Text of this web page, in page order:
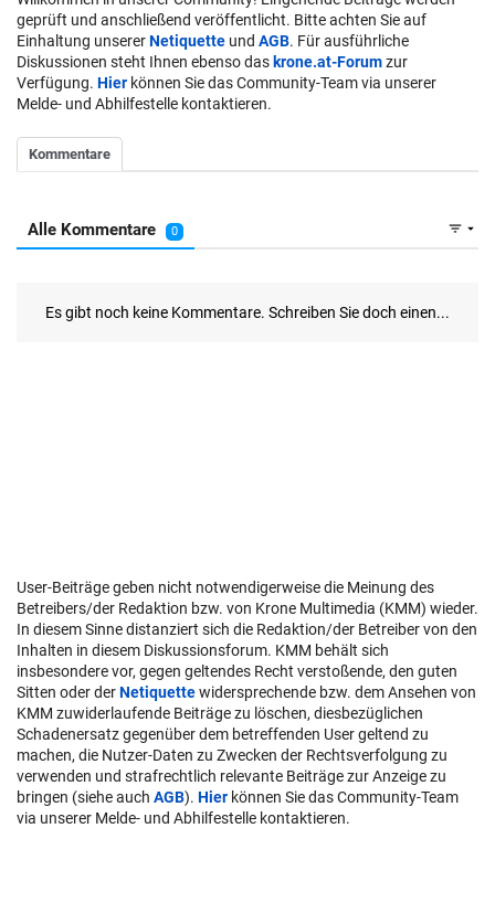
geprüft und anschließend veröffentlicht. Bitte achten Sie auf
Einhaltung unsererNetiquette und AGB. Für ausführliche
Diskussionen steht Ihnen ebenso das krone.at-Forumzur
Verfügung. Hier können Sie das Community-Team via unserer
Melde- und Abhilfestelle kontaktieren.
User-Beiträge geben nicht notwendigerweise die Meinung des
Betreibers/der Redaktion bzw. von Krone Multimedia (KMM) wieder.
In diesem Sinne distanziert sich die Redaktion/der Betreiber von den
Inhalten in diesem Diskussionsforum. KMM behält sich
insbesondere vor, gegen geltendes Recht verstoßende, den guten
Sitten oder derNetiquettewidersprechende bzw. dem Ansehen von
KMM zuwiderlaufende Beiträge zu löschen, diesbezüglichen
Schadenersatz gegenüber dem betreffenden User geltend zu
machen, die Nutzer-Daten zu Zwecken der Rechtsverfolgung zu
verwenden und strafrechtlich relevante Beiträge zur Anzeige zu
bringen (siehe auch AGB). Hier können Sie das Community-Team
via unserer Melde- und Abhilfestelle kontaktieren.